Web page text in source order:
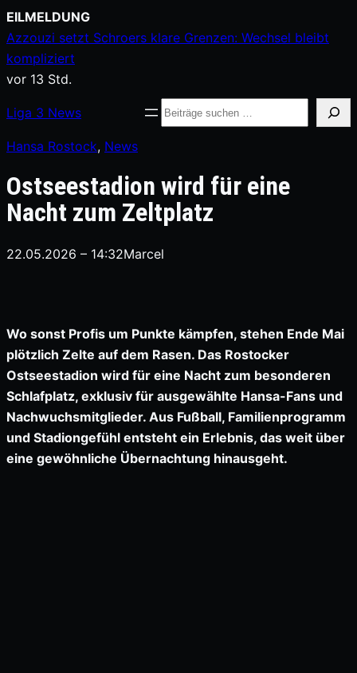
Zum
Inhalt
springen
EILMELDUNG
Azzouzi setzt Schroers klare Grenzen: Wechsel bleibt
kompliziert
vor 13 Std.
Liga 3 News Suche
Hansa Rostock, News
Ostseestadion wird für eine
Nacht zum Zeltplatz
22.05.2026 – 14:32Marcel
Wo sonst Profis um Punkte kämpfen, stehen Ende Mai
plötzlich Zelte auf dem Rasen. Das Rostocker
Ostseestadion wird für eine Nacht zum besonderen
Schlafplatz, exklusiv für ausgewählte Hansa-Fans und
Nachwuchsmitglieder. Aus Fußball, Familienprogramm
und Stadiongefühl entsteht ein Erlebnis, das weit über
eine gewöhnliche Übernachtung hinausgeht.